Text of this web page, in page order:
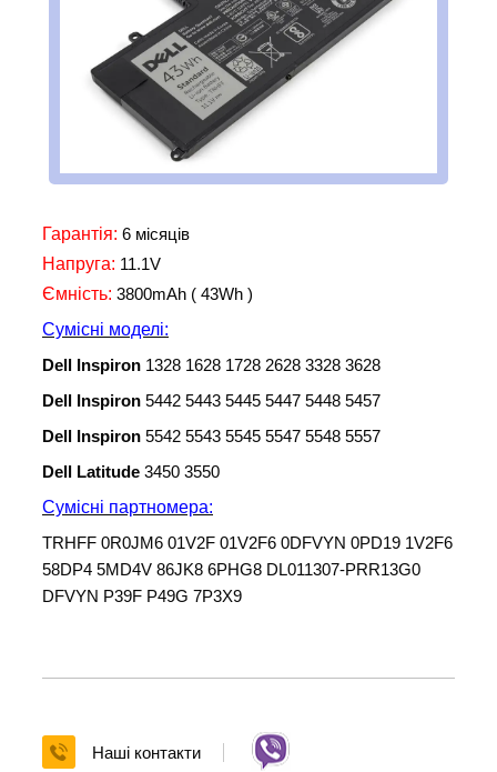
Гарантія: 6 місяців
Напруга: 11.1V
Ємність: 3800mAh ( 43Wh )
Сумісні моделі:
Dell Inspiron 1328 1628 1728 2628 3328 3628
Dell Inspiron 5442 5443 5445 5447 5448 5457
Dell Inspiron 5542 5543 5545 5547 5548 5557
Dell Latitude 3450 3550
Сумісні партномера:
TRHFF 0R0JM6 01V2F 01V2F6 0DFVYN 0PD19 1V2F6
58DP4 5MD4V 86JK8 6PHG8 DL011307-PRR13G0
DFVYN P39F P49G 7P3X9
Наші контакти